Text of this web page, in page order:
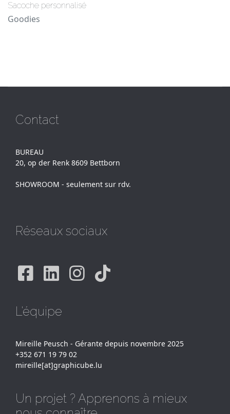
Sacoche personnalisé
Goodies
Contact
BUREAU
20, op der Renk 8609 Bettborn
SHOWROOM - seulement sur rdv.
Réseaux sociaux
Facebook
Linkedin
Instagram
Tiktok
L'équipe
Mireille Peusch - Gérante depuis novembre 2025
+352 671 19 79 02
mireille[at]graphicube.lu
Un projet ? Apprenons à mieux